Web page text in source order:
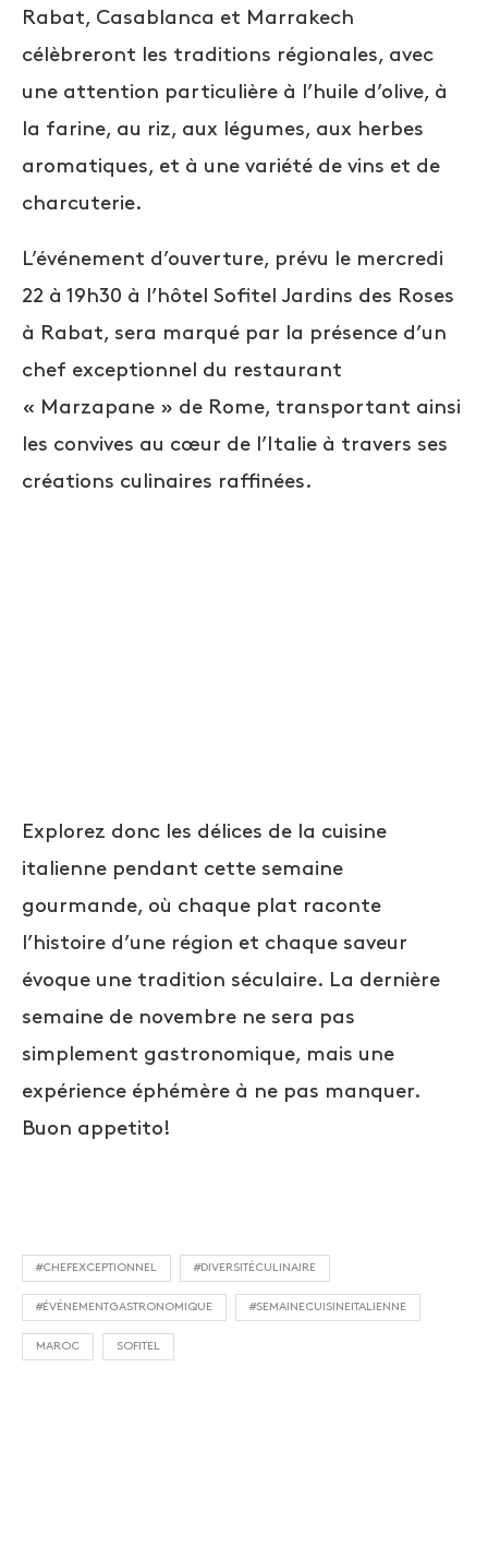
Rabat, Casablanca et Marrakech
célèbreront les traditions régionales, avec
une attention particulière à l’huile d’olive, à
la farine, au riz, aux légumes, aux herbes
aromatiques, et à une variété de vins et de
charcuterie.
L’événement d’ouverture, prévu le mercredi
22 à 19h30 à l’hôtel Sofitel Jardins des Roses
à Rabat, sera marqué par la présence d’un
chef exceptionnel du restaurant
« Marzapane » de Rome, transportant ainsi
les convives au cœur de l’Italie à travers ses
créations culinaires raffinées.
Explorez donc les délices de la cuisine
italienne pendant cette semaine
gourmande, où chaque plat raconte
l’histoire d’une région et chaque saveur
évoque une tradition séculaire. La dernière
semaine de novembre ne sera pas
simplement gastronomique, mais une
expérience éphémère à ne pas manquer.
Buon appetito!
#CHEFEXCEPTIONNEL #DIVERSITÉCULINAIRE
#ÉVÉNEMENTGASTRONOMIQUE #SEMAINECUISINEITALIENNE
MAROC SOFITEL